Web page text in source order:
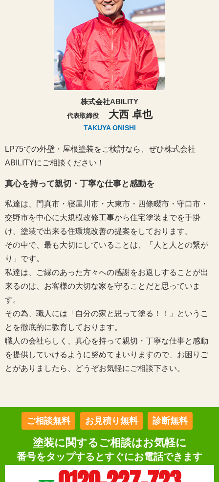
株式会社ABILITY
代表取締役 大西 卓也
TAKUYA ONISHI
LP75での外壁・屋根塗装をご検討なら、ぜひ株式会社
ABILITYにご相談ください！
真心を持って親切・丁寧な仕事と感動を
私達は、門真市・寝屋川市・大東市・四條畷市・守口市・
交野市を中心に大規模改修工事から住宅塗装までを手掛
け、塗装で出来る住環境改善の提案をしております。
その中で、最も大切にしていることは、「人と人との繋が
り」です。
私達は、ご縁のあった方々への感謝をお返しすることが出
来るのは、お客様の大切な家を守ることだと思っていま
す。
その為、職人には「自分の家と思って塗る！！」というこ
とを徹底的に教育しております。
職人の会社らしく、真心を持って親切・丁寧な仕事と感動
を提供していけるように努めてまいりますので、お困りご
とがありましたら、どうぞお気軽にご相談下さい。
ご相談無料 お見積り無料 診断無料
塗装に関するご相談はお気軽に
番号をタップするとすぐにお電話できます